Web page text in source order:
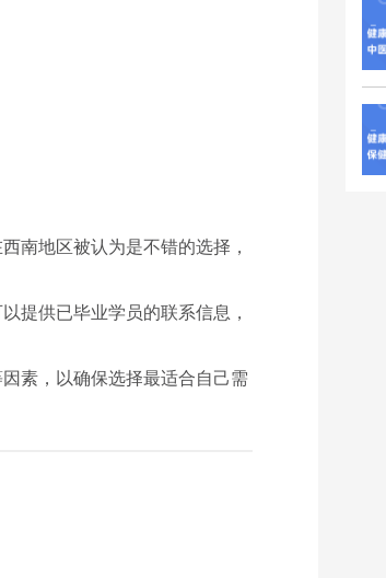
南地区被认为是不错的选择，
提供已毕业学员的联系信息，
素，以确保选择最适合自己需